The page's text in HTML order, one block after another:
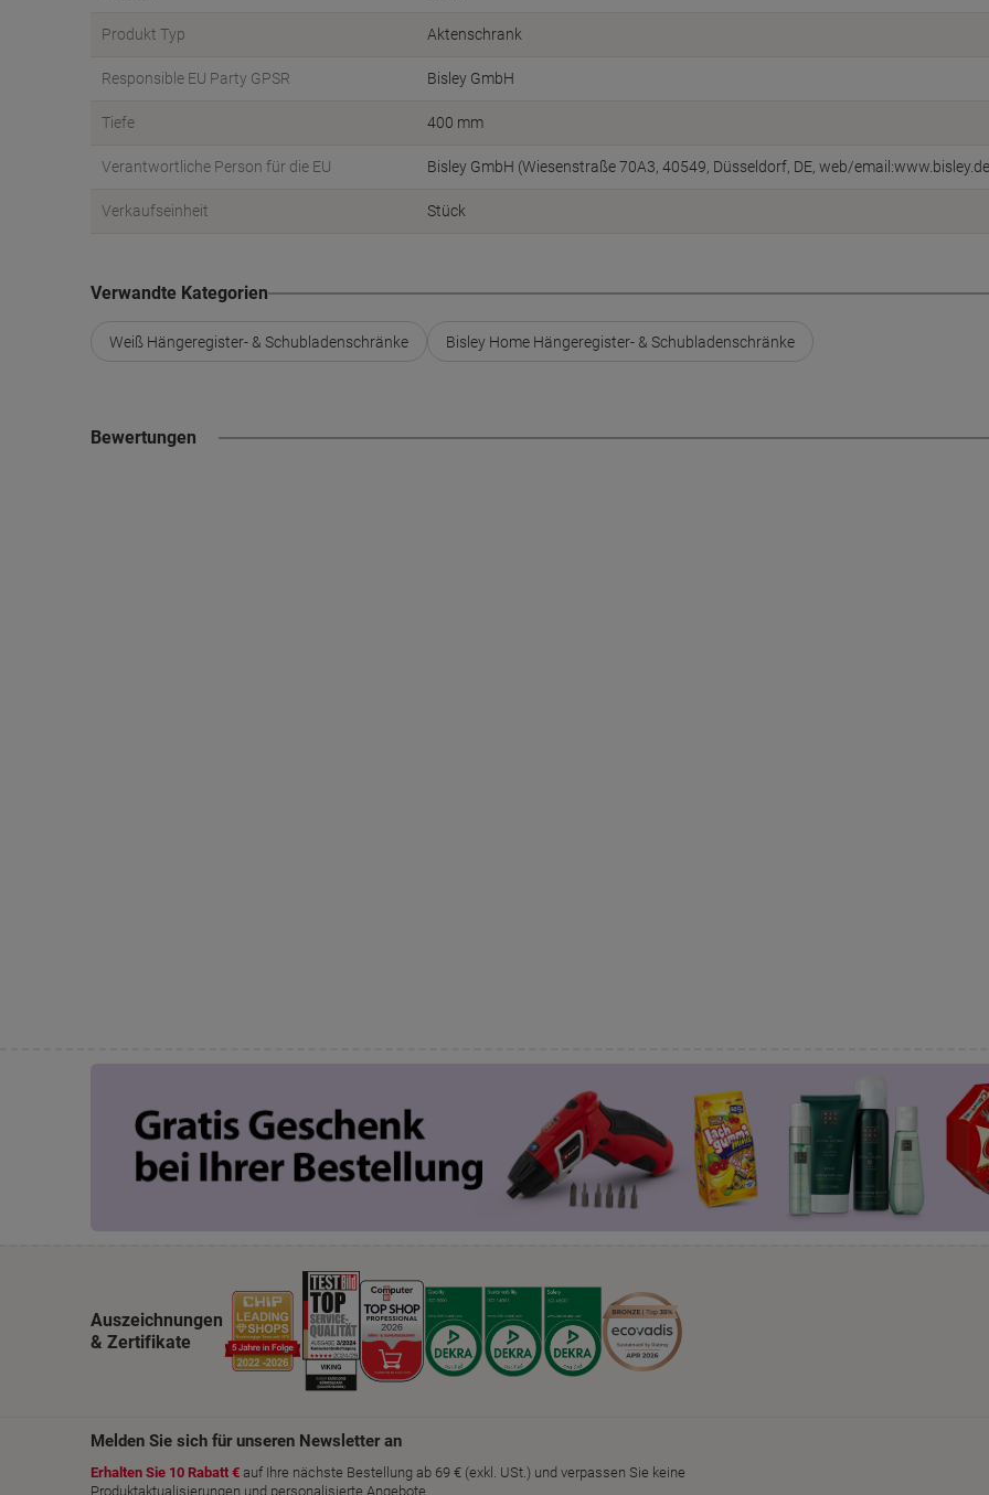
Produkt Typ Aktenschrank
Responsible EU Party GPSR Bisley GmbH
Tiefe 400 mm
Verantwortliche Person für die EU Bisley GmbH (Wiesenstraße 70A3, 40549, Düsseldorf, DE, web/
Verkaufseinheit Stück
Verwandte Kategorien
Weiß Hängeregister- & Schubladenschränke Bisley Home Hängeregister- & Schubladenschränke
Bewertungen
Auszeichnungen
& Zertifikate